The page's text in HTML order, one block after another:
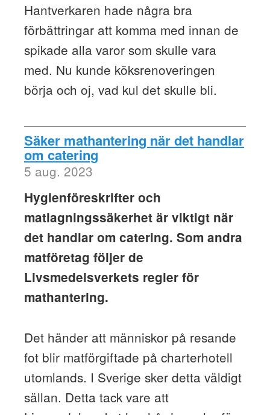
Hantverkaren hade några bra
förbättringar att komma med innan de
spikade alla varor som skulle vara
med. Nu kunde köksrenoveringen
börja och oj, vad kul det skulle bli.
Säker mathantering när det handlar
om catering
5 aug. 2023
Hygienföreskrifter och
matlagningssäkerhet är viktigt när
det handlar om catering. Som andra
matföretag följer de
Livsmedelsverkets regler för
mathantering.
Det händer att människor på resande
fot blir matförgiftade på charterhotell
utomlands. I Sverige sker detta väldigt
sällan. Detta tack vare att